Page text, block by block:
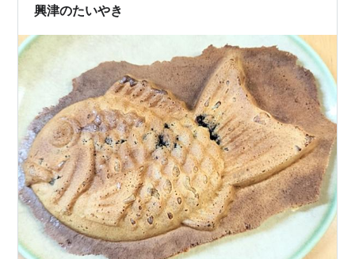
興津のたいやき